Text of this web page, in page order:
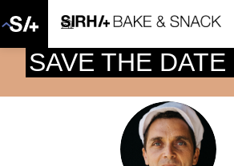
TT
SAVE THE DATE